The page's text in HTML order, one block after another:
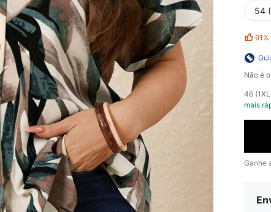
54
91%
Não é
​46
mais
Ganhe